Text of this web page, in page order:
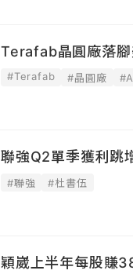
Terafab晶圓廠落
#Terafab #晶圓廠
聯強Q2單季獲利跳
#聯強 #杜書伍
穎崴上半年每股賺